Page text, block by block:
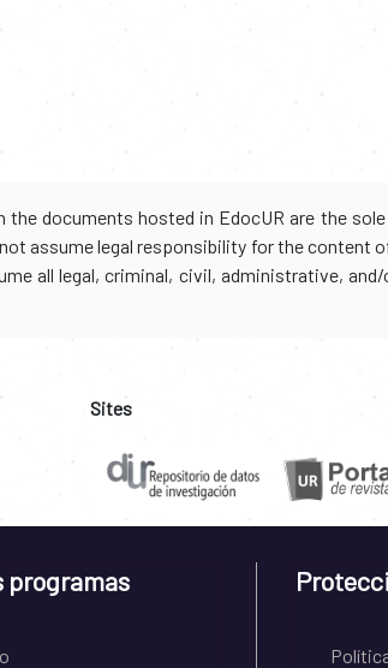
the documents hosted in EdocUR are the
assume legal responsibility for the content
all legal, criminal, civil, administrative,
Sites
programas